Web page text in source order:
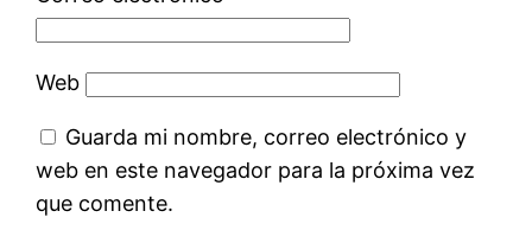
Web
Guarda mi nombre, correo electrónico y
web en este navegador para la próxima vez
que comente.